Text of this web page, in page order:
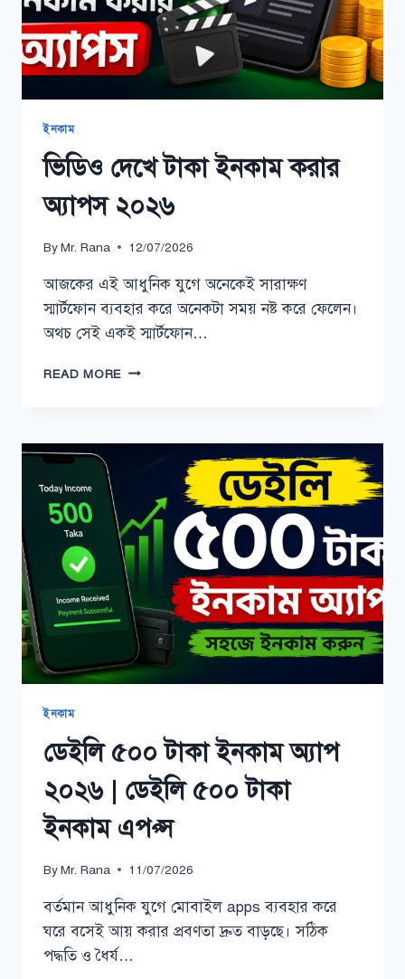
ইনকাম
ভিডিও দেখে টাকা ইনকাম করার
অ্যাপস ২০২৬
ByMr. Rana 12/07/2026
আজকের এই আধুনিক যুগে অনেকেই সারাক্ষণ
স্মার্টফোন ব্যবহার করে অনেকটা সময় নষ্ট করে ফেলেন।
অথচ সেই একই স্মার্টফোন…
READ MORE ভিডিও
করার
ইনকাম
ডেইলি ৫০০ টাকা ইনকাম অ্যাপ
২০২৬ | ডেইলি ৫০০ টাকা
ইনকাম এপপ্স
ByMr. Rana 11/07/2026
বর্তমান আধুনিক যুগে মোবাইল apps ব্যবহার করে
ঘরে বসেই আয় করার প্রবণতা দ্রুত বাড়ছে। সঠিক
পদ্ধতি ও ধৈর্য…